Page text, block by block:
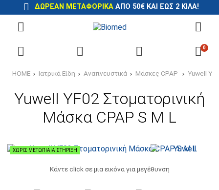
ΔΩΡΕΆΝ ΜΕΤΑΦΟΡΙΚΆΑΠΌ 50€ ΚΑΙ ΈΩΣ 2 ΚΙΛΆ!
0
HOME Ιατρικά Είδη Αναπνευστικά Μάσκες CPAP Yuwell
Yuwell YF02 Στοματορινική
Μάσκα CPAP S M L
ΧΩΡΊΣ ΜΕΤΩΠΙΑΊΑ ΣΤΉΡΙΞΗ
Κάντε click σε μια εικόνα για μεγέθυνση